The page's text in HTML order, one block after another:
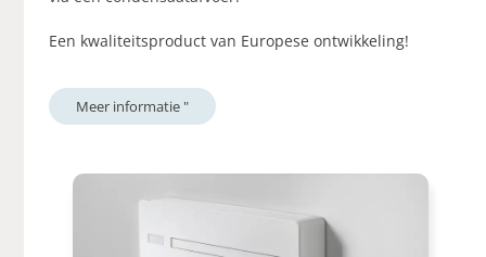
Een kwaliteitsproduct van Europese ontwikkeling!
Meer informatie "